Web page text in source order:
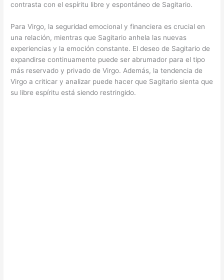
contrasta con el espíritu libre y espontáneo de Sagitario.
Para Virgo, la seguridad emocional y financiera es crucial en
una relación, mientras que Sagitario anhela las nuevas
experiencias y la emoción constante. El deseo de Sagitario de
expandirse continuamente puede ser abrumador para el tipo
más reservado y privado de Virgo. Además, la tendencia de
Virgo a criticar y analizar puede hacer que Sagitario sienta que
su libre espíritu está siendo restringido.